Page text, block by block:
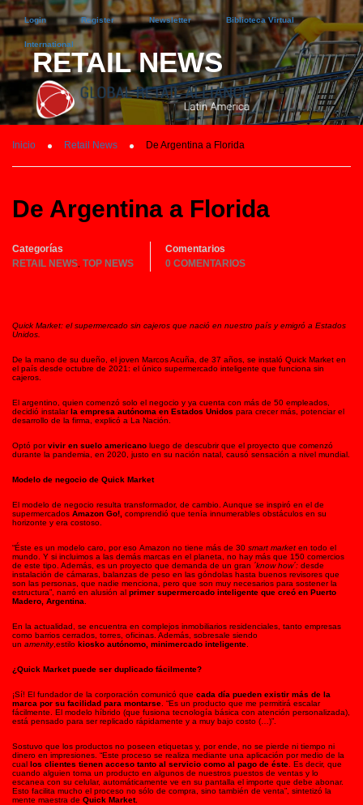
Login Register Newsletter Biblioteca Virtual
International
RETAIL NEWS
Inicio Retail News De Argentina a Florida
De Argentina a Florida
Categorías
RETAIL NEWS TOP NEWS
Comentarios
0 COMENTARIOS
Quick Market: el supermercado sin cajeros que nació en nuestro país y emigró a Estados
Unidos.
De la mano de su dueño, el joven Marcos Acuña, de 37 años, se instaló Quick Market en
el país desde octubre de 2021: el único supermercado inteligente que funciona sin
cajeros.
El argentino, quien comenzó solo el negocio y ya cuenta con más de 50 empleados,
decidió instalarla empresa autónoma en Estados Unidos para crecer más, potenciar el
desarrollo de la firma, explicó a La Nación.
Optó porvivir en suelo americano luego de descubrir que el proyecto que comenzó
durante la pandemia, en 2020, justo en su nación natal, causó sensación a nivel mundial.
Modelo de negocio de Quick Market
El modelo de negocio resulta transformador, de cambio. Aunque se inspiró en el de
supermercados Amazon Go!, comprendió que tenía innumerables obstáculos en su
horizonte y era costoso.
“Éste es un modelo caro, por eso Amazon no tiene más de 30 smart market en todo el
mundo. Y si incluimos a las demás marcas en el planeta, no hay más que 150 comercios
de este tipo. Además, es un proyecto que demanda de un gran ´know how´: desde
instalación de cámaras, balanzas de peso en las góndolas hasta buenos revisores que
son las personas, que nadie menciona, pero que son muy necesarios para sostener la
estructura”, narró en alusión al primer supermercado inteligente que creó en Puerto
Madero, Argentina
En la actualidad, se encuentra en complejos inmobiliarios residenciales, tanto empresas
como barrios cerrados, torres, oficinas. Además, sobresale siendo
un amenity,estilo kiosko autónomo, minimercado inteligente
¿Quick Market puede ser duplicado fácilmente?
¡Sí! El fundador de la corporación comunicó que cada día pueden existir más de la
marca por su facilidad para montarse . “Es un producto que me permitirá escalar
fácilmente. El modelo híbrido (que fusiona tecnología básica con atención personalizada),
está pensado para ser replicado rápidamente y a muy bajo costo (…)”.
Sostuvo que los productos no poseen etiquetas y, por ende, no se pierde ni tiempo ni
dinero en impresiones. “Este proceso se realiza mediante una aplicación por medio de la
cual los clientes tienen acceso tanto al servicio como al pago de éste . Es decir, que
cuando alguien toma un producto en algunos de nuestros puestos de ventas y lo
escanea con su celular, automáticamente ve en su pantalla el importe que debe abonar.
Esto facilita mucho el proceso no sólo de compra, sino también de venta”, sintetizó la
mente maestra de Quick Market.